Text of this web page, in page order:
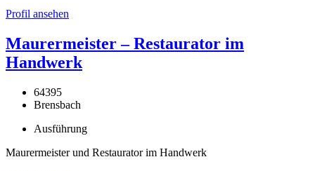
Profil ansehen
Maurermeister – Restaurator im
Handwerk
64395
Brensbach
Ausführung
Maurermeister und Restaurator im Handwerk